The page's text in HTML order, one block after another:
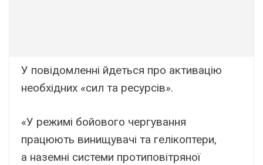
У повідомленні йдеться про активацію
необхідних «сил та ресурсів».
«У режимі бойового чергування
працюють винищувачі та гелікоптери,
а наземні системи протиповітряної